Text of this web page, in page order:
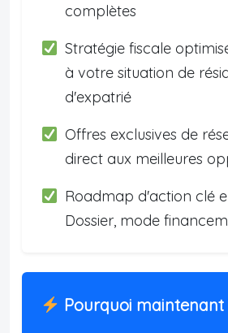
complètes
Stratégie fiscale
à votre situation de
d'expatrié
Offres exclusives de
direct aux meilleures
Roadmap d'action clé
Dossier, mode
Pourquoi maintenant